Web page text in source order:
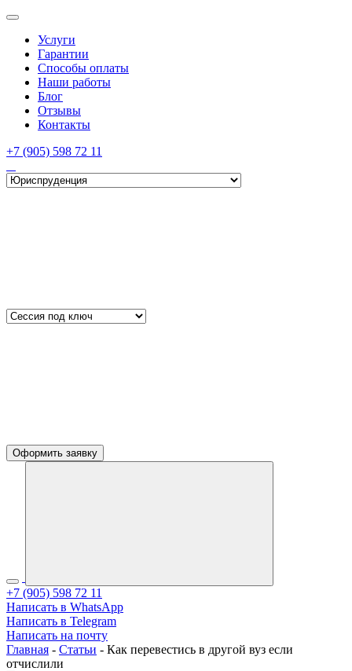
Услуги
Гарантии
Способы оплаты
Наши работы
Блог
Отзывы
Контакты
+7 (905) 598 72 11
Оформить заявку
+7 (905) 598 72 11
Написать в WhatsApp
Написать в Telegram
Написать на почту
Главная - Статьи - Как перевестись в другой вуз если
отчислили